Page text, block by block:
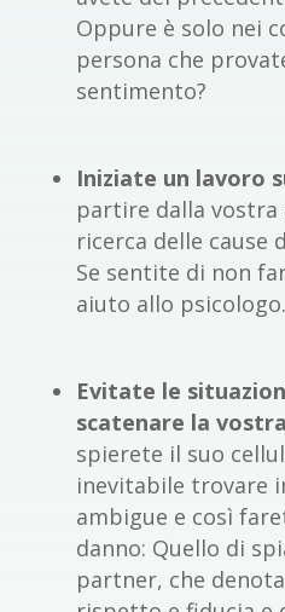
Oppure è solo nei
persona che
sentimento?
Iniziate un lavoro
partire dalla
ricerca delle cause
Se sentite di non
aiuto allo psicologo.
Evitate le
scatenare la
spierete il suo
inevitabile trovare
ambigue e così
danno: Quello di
partner, che